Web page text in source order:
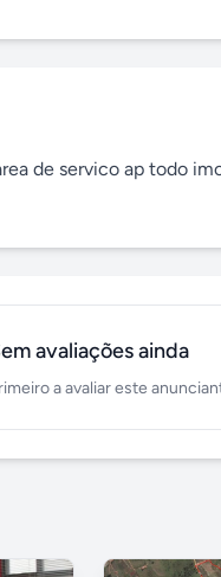
de servico ap todo
avaliações ainda
a avaliar este